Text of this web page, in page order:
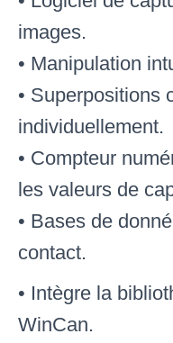
images.
• Manipulation
• Superpositions
individuellement.
• Compteur
les valeurs de
• Bases de
contact.
• Intègre la
WinCan.